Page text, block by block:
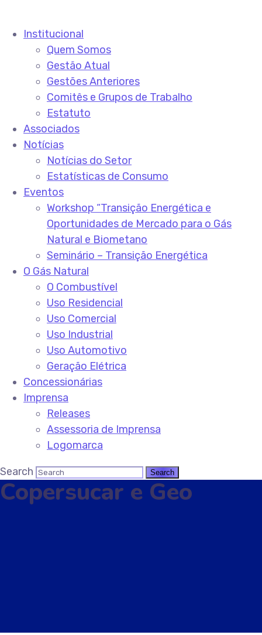
Institucional
Quem Somos
Gestão Atual
Gestões Anteriores
Comitês e Grupos de Trabalho
Estatuto
Associados
Notícias
Notícias do Setor
Estatísticas de Consumo
Eventos
Workshop “Transição Energética e
Oportunidades de Mercado para o Gás
Natural e Biometano
Seminário – Transição Energética
O Gás Natural
O Combustível
Uso Residencial
Uso Comercial
Uso Industrial
Uso Automotivo
Geração Elétrica
Concessionárias
Imprensa
Releases
Assessoria de Imprensa
Logomarca
Search
Copersucar e Geo